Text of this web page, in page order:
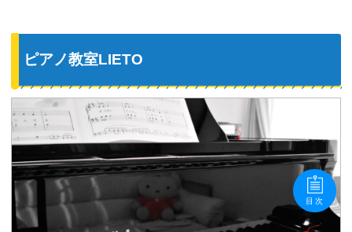
ピアノ教室LIETO
目次